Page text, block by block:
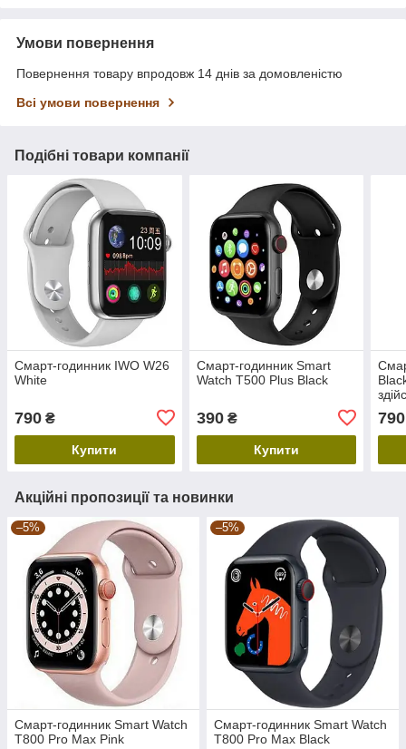
Умови повернення
Повернення товару впродовж 14 днів за домовленістю
Всі умови повернення
Подібні товари компанії
Смарт-годинник IWO W26
White
790 ₴
Купити
Смарт-годинник Smart
Watch T500 Plus Black
390₴
Купити
790
Акційні пропозиції та новинки
–5%
Смарт-годинник Smart Watch
T800 Pro Max Pink
–5%
Смарт-годинник Smart Watch
T800 Pro Max Black